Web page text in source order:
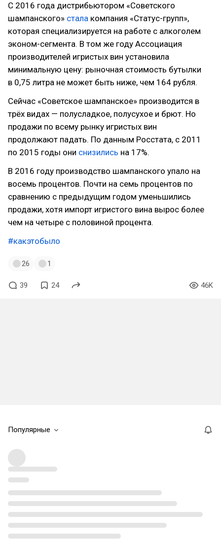
С 2016 года дистрибьютором «Советского
шампанского» стала компания «Статус-групп»,
которая специализируется на работе с алкоголем
эконом-сегмента. В том же году Ассоциация
производителей игристых вин установила
минимальную цену: рыночная стоимость бутылки
в 0,75 литра не может быть ниже, чем 164 рубля.
Сейчас «Советское шампанское» производится в
трёх видах — полусладкое, полусухое и брют. Но
продажи по всему рынку игристых вин
продолжают падать. По данным Росстата, с 2011
по 2015 годы они снизились на 17%.
В 2016 году производство шампанского упало на
восемь процентов. Почти на семь процентов по
сравнению с предыдущим годом уменьшились
продажи, хотя импорт игристого вина вырос более
чем на четыре с половиной процента.
#какэтобыло
26 1
39 24 46K
Популярные